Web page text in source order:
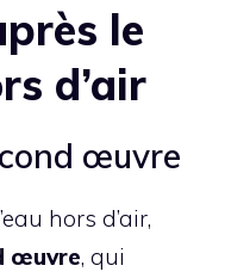
le
d’air
œuvre
hors d’air,
œuvre, qui